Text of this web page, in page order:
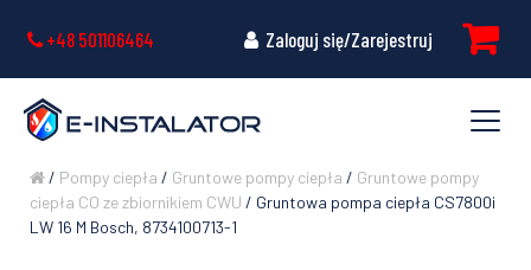
+48 501106464 Zaloguj się/Zarejestruj
/ Pompy ciepła / Gruntowe pompy ciepła / Gruntowe pompy
ciepła CO ze zbiornikiem CWU / Gruntowa pompa ciepła CS7800i
LW 16 M Bosch, 8734100713-1